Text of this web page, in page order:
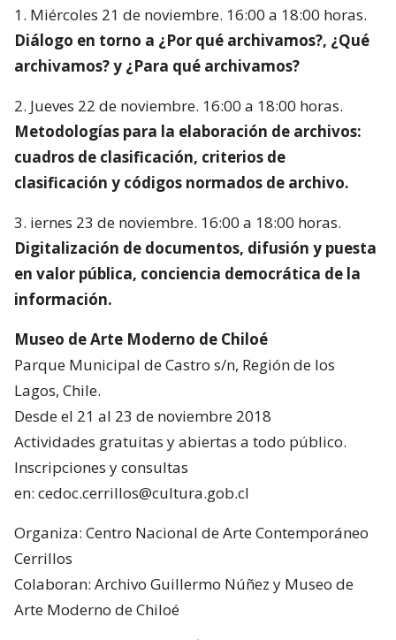
1. Miércoles 21 de noviembre. 16:00 a 18:00 horas.
Diálogo en torno a ¿Por qué archivamos?, ¿Qué
archivamos? y ¿Para qué archivamos?
2. Jueves 22 de noviembre. 16:00 a 18:00 horas.
Metodologías para la elaboración de archivos:
cuadros de clasificación, criterios de
clasificación y códigos normados de archivo.
3. iernes 23 de noviembre. 16:00 a 18:00 horas.
Digitalización de documentos, difusión y puesta
en valor pública, conciencia democrática de la
información.
Museo de Arte Moderno de Chiloé
Parque Municipal de Castro s/n, Región de los
Lagos, Chile.
Desde el 21 al 23 de noviembre 2018
Actividades gratuitas y abiertas a todo público.
Inscripciones y consultas
en: cedoc.cerrillos@cultura.gob.cl
Organiza: Centro Nacional de Arte Contemporáneo
Cerrillos
Colaboran: Archivo Guillermo Núñez y Museo de
Arte Moderno de Chiloé